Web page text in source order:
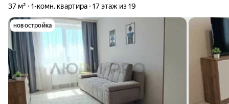
37 м² 1-комн. квартира 17 этаж из 19
новостройка